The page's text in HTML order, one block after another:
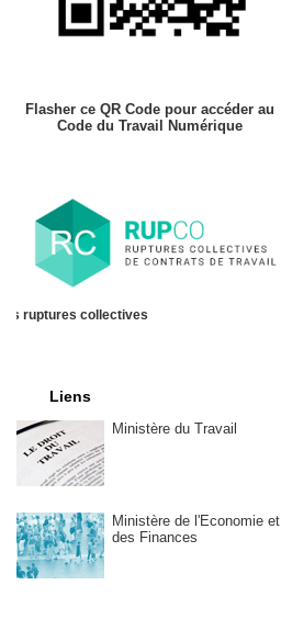
Flasher ce QR Code pour accéder au
Code du Travail Numérique
ruptures collectives
Liens
Ministère du Travail
Ministère de l'Economie et
des Finances